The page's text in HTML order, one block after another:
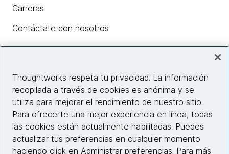
Carreras
Contáctate con nosotros
Información del sitio web
Conecta con nosotros
Thoughtworks respeta tu privacidad. La información
recopilada a través de cookies es anónima y se
utiliza para mejorar el rendimiento de nuestro sitio.
Para ofrecerte una mejor experiencia en línea, todas
las cookies están actualmente habilitadas. Puedes
actualizar tus preferencias en cualquier momento
haciendo click en Administrar preferencias. Para más